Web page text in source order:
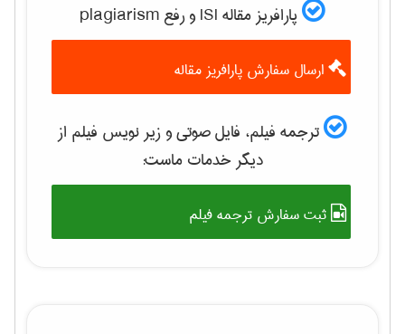
پارافریز مقاله ISI و رفع plagiarism
ارسال سفارش پارافریز مقاله
ترجمه فیلم، فایل صوتی و زیر نویس فیلم از
دیگر خدمات ماست:
ثبت سفارش ترجمه فیلم